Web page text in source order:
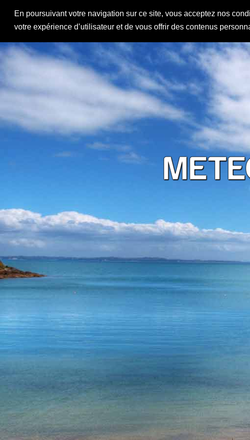
En poursuivant votre navigation sur ce site, vous acceptez nos
votre expérience d’utilisateur et de vous offrir des contenus